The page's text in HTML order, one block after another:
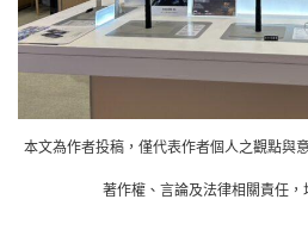
本文為作者投稿，僅代表作者個人之觀點與
著作權、言論及法律相關責任，